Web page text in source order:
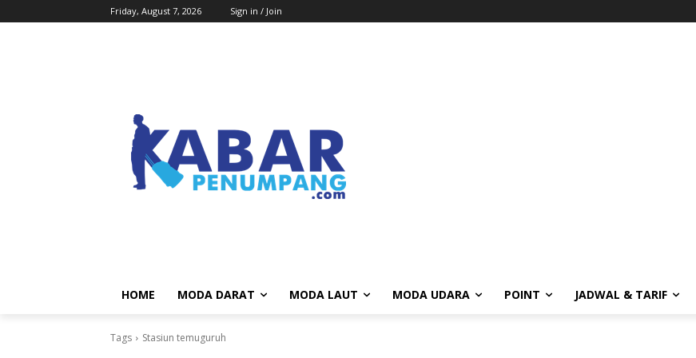
Friday, August 7, 2026 Sign in / Join
HOME MODA DARAT MODA LAUT MODA UDARA POINT JADWAL & TARIF
Tags Stasiun temuguruh